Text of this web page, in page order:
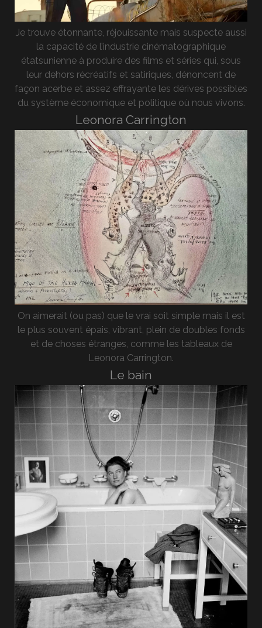
Je trouve étonnante, réjouissante mais suspecte aussi
la capacité de l’industrie cinématographique
étatsunienne à produire des films et séries qui, sous
leur dehors récréatifs et satiriques, dénoncent de
façon acerbe et assez effrayante les dérives possibles
du système économique et politique où nous vivons.
Leonora Carrington
On aimerait (ou pas) que le vrai soit simple mais il est
le plus souvent épais, vibrant, plein de doubles fonds
et de choses étranges, comme les tableaux de
Leonora Carrington.
Le bain